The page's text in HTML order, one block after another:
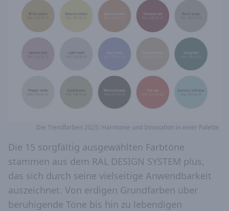
Die Trendfarben 2025: Harmonie und Innovation in einer Palette
Die 15 sorgfältig ausgewählten Farbtöne
stammen aus dem RAL DESIGN SYSTEM plus,
das sich durch seine vielseitige Anwendbarkeit
auszeichnet. Von erdigen Grundfarben über
beruhigende Töne bis hin zu lebendigen